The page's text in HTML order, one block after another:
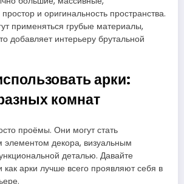
и оригинальность пространства.
применяться грубые материалы,
добавляет интерьеру брутальной
арки:
комнат
проёмы. Они могут стать
элементом декора, визуальным
деталью. Давайте
как арки лучше всего проявляют себя в